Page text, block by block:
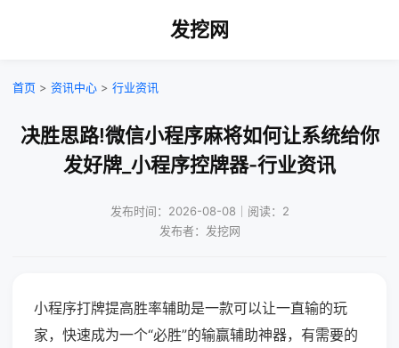
发挖网
首页 > 资讯中心 > 行业资讯
决胜思路!微信小程序麻将如何让系统给你
发好牌_小程序控牌器-行业资讯
发布时间：2026-08-08｜阅读：2
发布者：发挖网
小程序打牌提高胜率辅助是一款可以让一直输的玩
家，快速成为一个“必胜”的输赢辅助神器，有需要的